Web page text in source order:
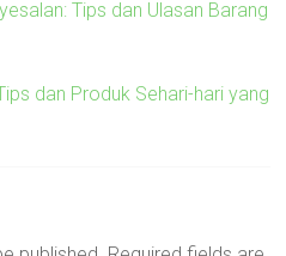
Tips dan Ulasan Barang
dan Produk Sehari-hari yang